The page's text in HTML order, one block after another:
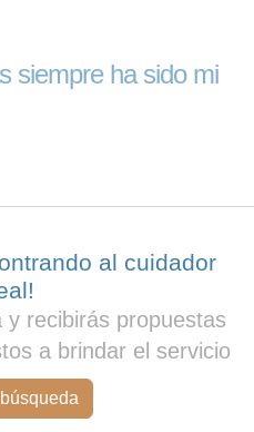
siempre ha sido mi
al cuidador
y recibirás propuestas
a brindar el servicio